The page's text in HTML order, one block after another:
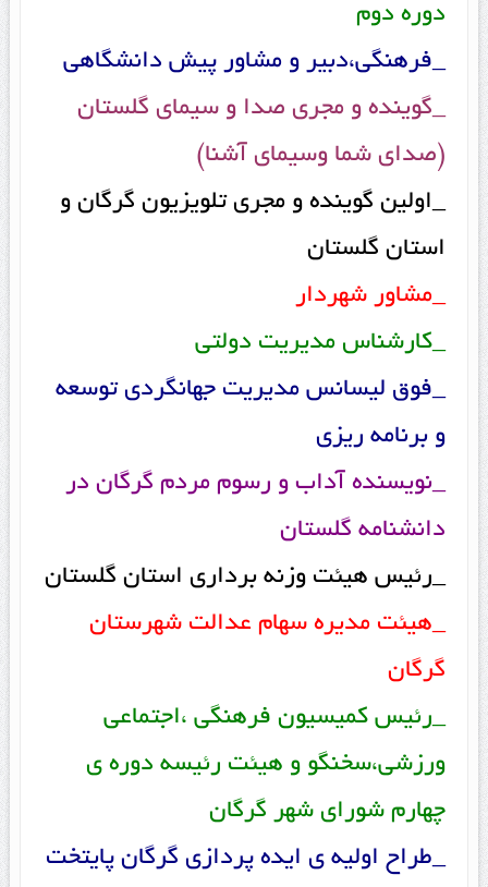
دوره دوم
_فرهنگی،دبیر و مشاور پیش دانشگاهی
_گوینده و مجری صدا و سیمای گلستان
(صدای شما وسیمای آشنا)
_اولین گوینده و مجری تلویزیون گرگان و
استان گلستان
_مشاور شهردار
_کارشناس مدیریت دولتی
_فوق لیسانس مدیریت جهانگردی توسعه
و برنامه ریزی
_نویسنده آداب و رسوم مردم گرگان در
دانشنامه گلستان
_رئیس هیئت وزنه برداری استان گلستان
_هیئت مدیره سهام عدالت شهرستان
گرگان
_رئیس کمیسیون فرهنگی ،اجتماعی
ورزشی،سخنگو و هیئت رئیسه دوره ی
چهارم شورای شهر گرگان
_طراح اولیه ی ایده پردازی گرگان پایتخت